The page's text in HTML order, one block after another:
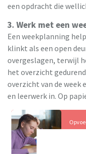
een opdracht die
3. Werk met een
Een weekplanning
klinkt als een open
overgeslagen, terwijl
het overzicht
overzicht van de week
en leerwerk in. Op
je